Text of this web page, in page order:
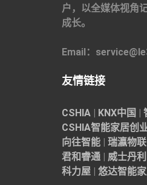
户，以全媒体视角
成长。
Email：
友情链接
CSHIA | KNX中国 |
CSHIA智能家居创
向往智能 | 瑞瀛物联
君和睿通 | 威士丹利
科力屋 | 悠达智能